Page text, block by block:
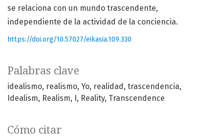
Palabras clave
idealismo realismo Yo realidad trascendencia
Idealism
Realism Reality Transcendence
Cómo citar
se relaciona con un mundo trascendente,
independiente de la actividad de la conciencia.
https://doi.org/10.57027/eikasia.109.330